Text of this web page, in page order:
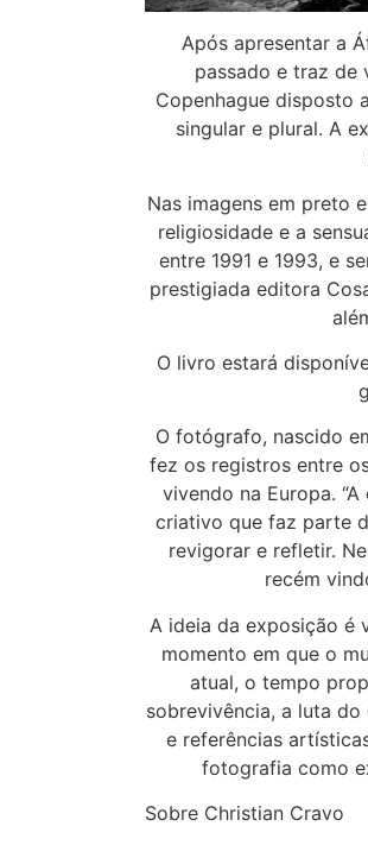
Após apresentar a
passado e traz de
Copenhague disposto
singular e plural. A
Nas imagens em preto
religiosidade e a
entre 1991 e 1993, e
prestigiada editora
O livro estará
O fotógrafo, nascido
fez os registros entre
vivendo na Europa.
criativo que faz parte
revigorar e refletir.
recém
A ideia da exposição é
momento em que o
atual, o tempo
sobrevivência, a luta
e referências
fotografia como
Sobre Christian Cravo